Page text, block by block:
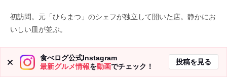
初訪問。元「ひらまつ」のシェフが独立して開いた店。静かにお
いしい皿が並ぶ。
食べログ公式Instagram
最新グルメ情報を動画でチェック！
投稿を見る